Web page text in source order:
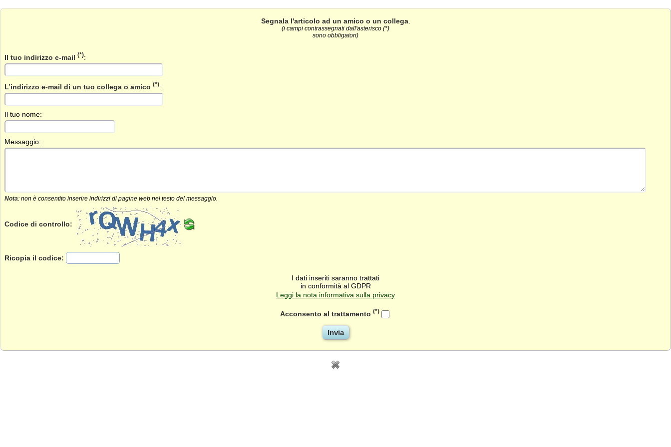
Segnala l'articolo ad un amico o un collega.
(i campi contrassegnati dall'asterisco (*)
sono obbligatori)
Il tuo indirizzo e-mail (*):
L’indirizzo e-mail di un tuo collega o amico (*):
Il tuo nome:
Messaggio:
Nota: non è consentito inserire indirizzi di pagine web nel testo del messaggio.
Codice di controllo:
Ricopia il codice:
I dati inseriti saranno trattati
in conformità al GDPR
Leggi la nota informativa sulla privacy
Acconsento al trattamento (*)